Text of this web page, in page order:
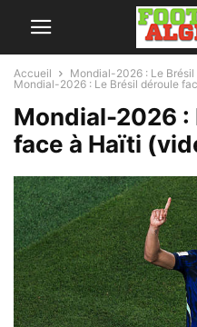
Accueil
Mondial-2026 : Le
Mondial-2026 : Le Brésil déroule
Mondial-2026 :
face à Haïti